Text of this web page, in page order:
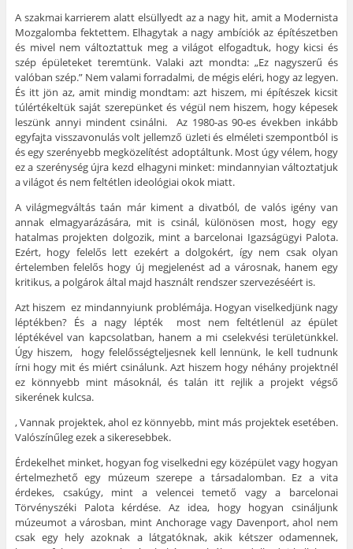
A szakmai karrierem alatt elsüllyedt az a nagy hit, amit a Modernista
Mozgalomba fektettem. Elhagytak a nagy ambíciók az építészetben
és mivel nem változtattuk meg a világot elfogadtuk, hogy kicsi és
szép épületeket teremtünk. Valaki azt mondta: „Ez nagyszerű és
valóban szép.” Nem valami forradalmi, de mégis eléri, hogy az legyen.
És itt jön az, amit mindig mondtam: azt hiszem, mi építészek kicsit
túlértékeltük saját szerepünket és végül nem hiszem, hogy képesek
leszünk annyi mindent csinálni. Az 1980-as 90-es években inkább
egyfajta visszavonulás volt jellemző üzleti és elméleti szempontból is
és egy szerényebb megközelítést adoptáltunk. Most úgy vélem, hogy
ez a szerénység újra kezd elhagyni minket: mindannyian változtatjuk
a világot és nem feltétlen ideológiai okok miatt.
A világmegváltás taán már kiment a divatból, de valós igény van
annak elmagyarázására, mit is csinál, különösen most, hogy egy
hatalmas projekten dolgozik, mint a barcelonai Igazságügyi Palota.
Ezért, hogy felelős lett ezekért a dolgokért, így nem csak olyan
értelemben felelős hogy új megjelenést ad a városnak, hanem egy
kritikus, a polgárok által majd használt rendszer szervezéséért is.
Azt hiszem ez mindannyiunk problémája. Hogyan viselkedjünk nagy
léptékben? És a nagy lépték most nem feltétlenül az épület
léptékével van kapcsolatban, hanem a mi cselekvési területünkkel.
Úgy hiszem, hogy felelősségteljesnek kell lennünk, le kell tudnunk
írni hogy mit és miért csinálunk. Azt hiszem hogy néhány projektnél
ez könnyebb mint másoknál, és talán itt rejlik a projekt végső
sikerének kulcsa.
, Vannak projektek, ahol ez könnyebb, mint más projektek esetében.
Valószínűleg ezek a sikeresebbek.
Érdekelhet minket, hogyan fog viselkedni egy középület vagy hogyan
értelmezhető egy múzeum szerepe a társadalomban. Ez a vita
érdekes, csakúgy, mint a velencei temető vagy a barcelonai
Törvényszéki Palota kérdése. Az idea, hogy hogyan csináljunk
múzeumot a városban, mint Anchorage vagy Davenport, ahol nem
csak egy hely azoknak a látgatóknak, akik kétszer odamennek,